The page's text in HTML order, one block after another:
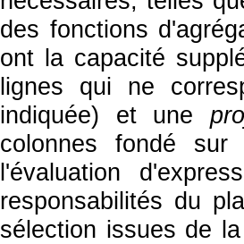
des fonctions
ont la capacité
lignes qui ne
indiquée) et une
colonnes fondé
l'évaluation
responsabilités du
sélection issues de